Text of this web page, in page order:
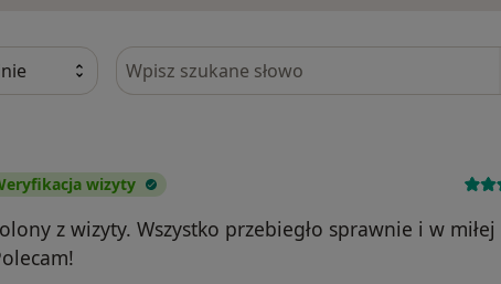
Szukaj w opiniach
wizyty
z wizyty. Wszystko przebiegło sprawnie i w miłej